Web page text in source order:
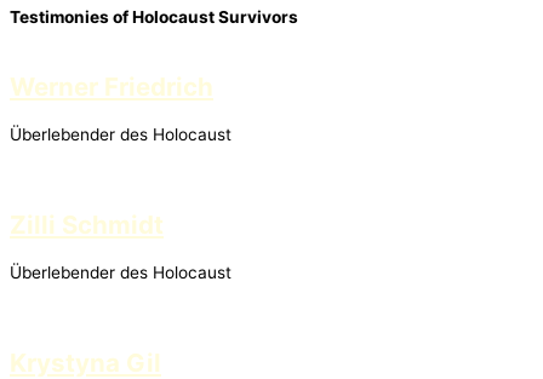
Testimonies of Holocaust Survivors
Werner Friedrich
Überlebender des Holocaust
Zilli Schmidt
Überlebender des Holocaust
Krystyna Gil